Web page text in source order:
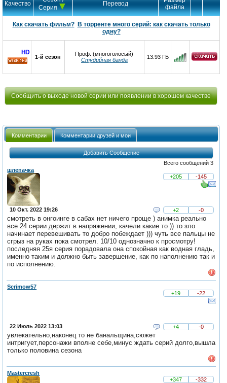
Качество
Серия
Перевод
файла
Как скачать фильм?
В торренте много серий: как скачать только
одну?
HD
1-й сезон
Проф. (многоголосый)
Студийная банда
13.93 ГБ
Сообщить о выходе новой серии или появлении в хорошем качестве
Комментарии Комментарии друзей и мои
Добавить Сообщение
Всего сообщений 3
шлепачка
+205
-145
10 Окт. 2022 19:26 +2 -0
смотреть в онгоинге в сабах нет ничего проще ) анимка реально
все 24 серии держит в напряжении, качели какие то )) то зло
начинает перевешивать то добро побеждает ))) чуть все пальцы не
сгрыз на руках пока смотрел. 10/10 однозначно к просмотру!
последняя 25я серия порадовала она спокойная как водная гладь,
именно таким и должно быть завершение, как по наполнению так и
по исполнению.
Scrimow57
+19
-22
22 Июль 2022 13:03 +4 -0
увлекательно,наконец то не банальщина,сюжет
интригует,персонажи вполне себе,минус ждать серий долго,вышла
только половина сезона
Mastercresh
+347
-332